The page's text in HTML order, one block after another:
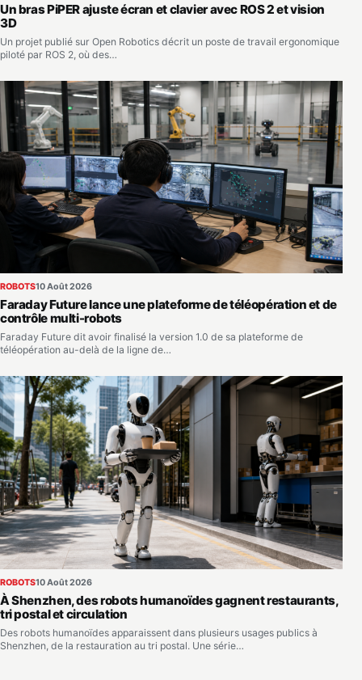
Un bras PiPER ajuste écran et clavier avec ROS 2 et vision
3D
Un projet publié sur Open Robotics décrit un poste de travail ergonomique
piloté par ROS 2, où des…
ROBOTS10 Août 2026
Faraday Future lance une plateforme de téléopération et de
contrôle multi-robots
Faraday Future dit avoir finalisé la version 1.0 de sa plateforme de
téléopération au-delà de la ligne de…
ROBOTS10 Août 2026
À Shenzhen, des robots humanoïdes gagnent restaurants,
tri postal et circulation
Des robots humanoïdes apparaissent dans plusieurs usages publics à
Shenzhen, de la restauration au tri postal. Une série…